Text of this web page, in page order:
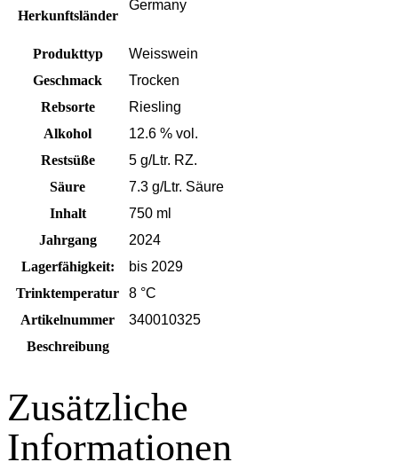
Herkunftsländer
Germany
Produkttyp
Weisswein
Geschmack
Trocken
Rebsorte
Riesling
Alkohol
12.6 % vol.
Restsüße
5 g/Ltr. RZ.
Säure
7.3 g/Ltr. Säure
Inhalt
750 ml
Jahrgang
2024
Lagerfähigkeit:
bis 2029
Trinktemperatur
8 °C
Artikelnummer
340010325
Beschreibung
Zusätzliche
Informationen